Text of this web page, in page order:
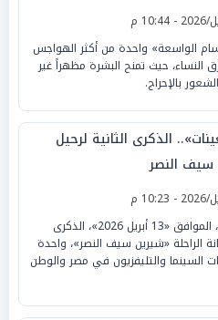
الواسعة» واحدة من أكثر الهواجس
النساء، حيث تمنح البشرة مظهراً غير
بالإحراج.
الذكرى الثانية لرحيل
سيف النصر
تحل اليوم الإثنين، الموافق «13 أبريل 2026»، الذكرى
الراحلة «شيرين سيف النصر»، واحدة
السينما والتليفزيون في مصر والوطن